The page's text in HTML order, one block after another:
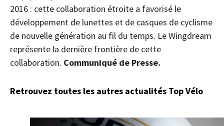
2016 : cette collaboration étroite a favorisé le
développement de lunettes et de casques de cyclisme
de nouvelle génération au fil du temps. Le Wingdream
représente la dernière frontière de cette
collaboration. Communiqué de Presse.
Retrouvez toutes les autres actualités Top Vélo